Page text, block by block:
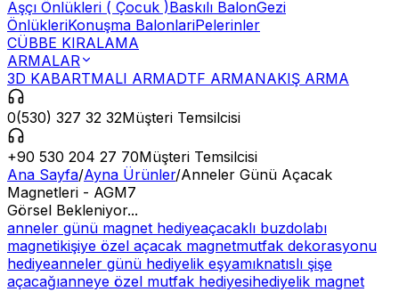
Aşçı Önlükleri ( Çocuk )Baskılı BalonGezi
ÖnlükleriKonuşma BalonlariPelerinler
CÜBBE KIRALAMA
ARMALAR
3D KABARTMALI ARMADTF ARMANAKIŞ ARMA
0(530) 327 32 32Müşteri Temsilcisi
+90 530 204 27 70Müşteri Temsilcisi
Ana Sayfa/Ayna Ürünler/Anneler Günü Açacak
Magnetleri - AGM7
Görsel Bekleniyor...
anneler günü magnet hediyeaçacaklı buzdolabı
magnetikişiye özel açacak magnetmutfak dekorasyonu
hediyeanneler günü hediyelik eşyamıknatıslı şişe
açacağıanneye özel mutfak hediyesihediyelik magnet